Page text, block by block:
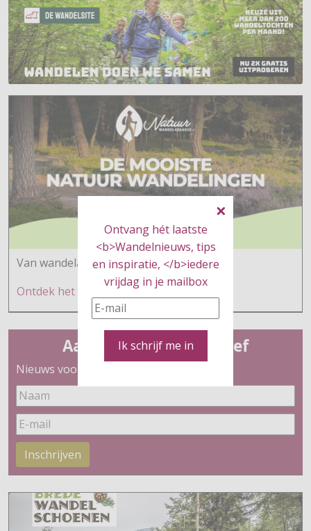
Ontvang hét laatste
<b>Wandelnieuws, tips
en inspiratie, </b>iedere
vrijdag in je mailbox
Ik schrijf me in
Van wandelaars voor wandelaars
Ontdek het hier
Aanmelden nieuwsbrief
Nieuws voor wandelaars
Inschrijven